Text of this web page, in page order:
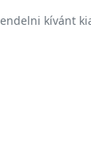
kívánt